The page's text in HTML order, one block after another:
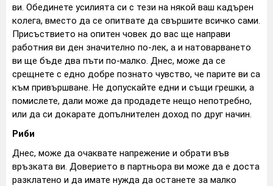
ви. Обединете усилията си с тези на някой ваш кадърен
колега, вместо да се опитвате да свършите всичко сами.
Присъствието на опитен човек до вас ще направи
работния ви ден значително по-лек, а и натоварването
ви ще бъде два пъти по-малко. Днес, може да се
срещнете с едно добре познато чувство, че парите ви са
към привършване. Не допускайте едни и същи грешки, а
помислете, дали може да продадете нещо непотребно,
или да си докарате допълнителен доход по друг начин.
Риби
Днес, може да очаквате напрежение и обрати във
връзката ви. Доверието в партньора ви може да е доста
разклатено и да имате нужда да останете за малко